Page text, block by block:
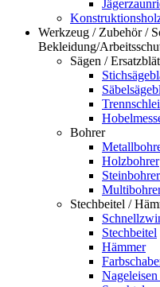
Werkzeug / Zubehör /
Bekleidung/
Sägen /
Bohrer
Holzbohrer
Stechbeitel /
Stechbeitel
Hämmer